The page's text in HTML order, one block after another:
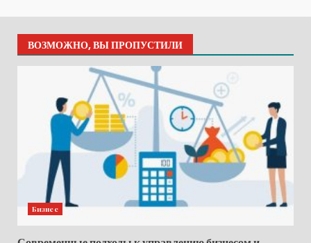
ВОЗМОЖНО, ВЫ ПРОПУСТИЛИ
Бизнес